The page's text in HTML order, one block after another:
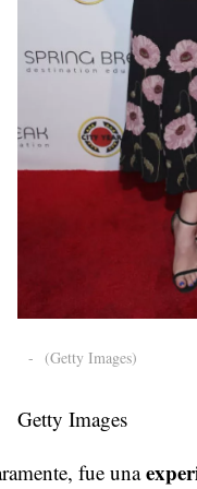
- (Getty Images)
Getty Images
fue una